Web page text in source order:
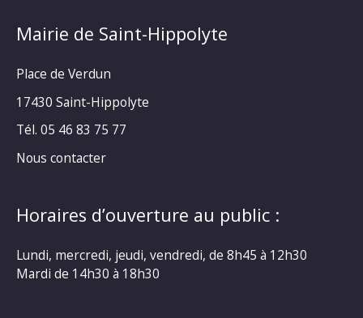
Mairie de Saint-Hippolyte
Place de Verdun
17430 Saint-Hippolyte
Tél. 05 46 83 75 77
Nous contacter
Horaires d’ouverture au public :
Lundi, mercredi, jeudi, vendredi, de 8h45 à 12h30
Mardi de 14h30 à 18h30